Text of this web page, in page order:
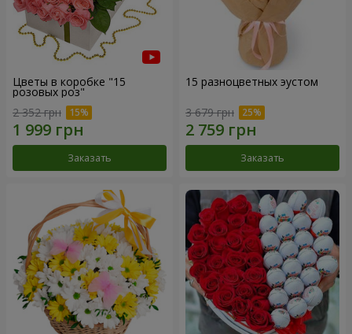
Цветы в коробке "15
розовых роз"
2 352 грн
Заказать
15 разноцветных эустом
3 679 грн
Заказать